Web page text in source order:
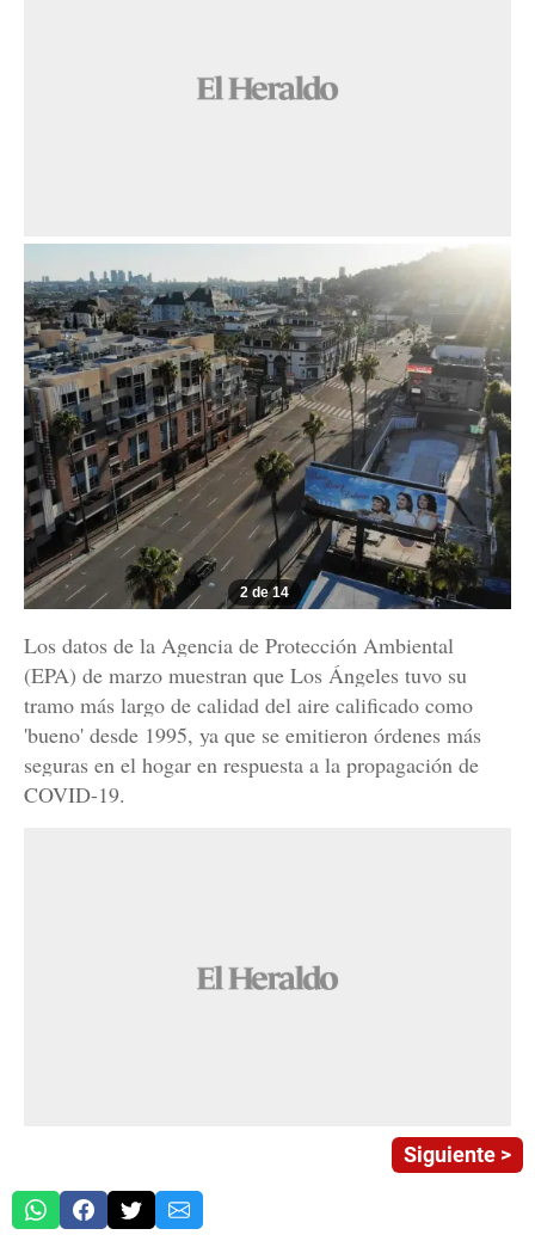
2 de 14
Los datos de la Agencia de Protección Ambiental
(EPA) de marzo muestran que Los Ángeles tuvo su
tramo más largo de calidad del aire calificado como
'bueno' desde 1995, ya que se emitieron órdenes más
seguras en el hogar en respuesta a la propagación de
COVID-19.
Siguiente >